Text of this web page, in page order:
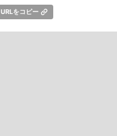
URLをコピー